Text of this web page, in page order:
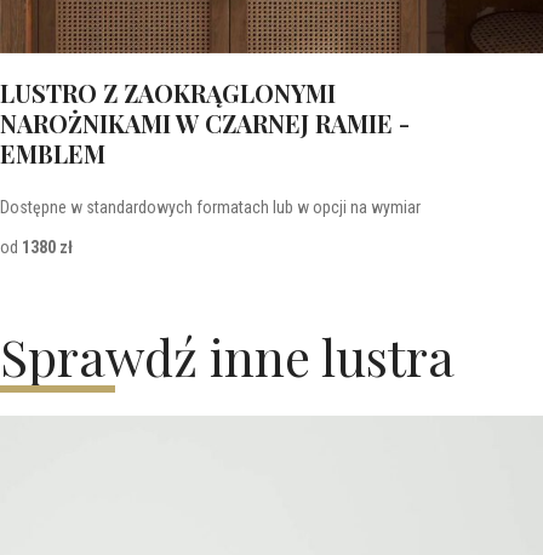
LUSTRO Z ZAOKRĄGLONYMI
NAROŻNIKAMI W CZARNEJ RAMIE -
EMBLEM
Dostępne w standardowych formatach lub w opcji na wymiar
od 1380 zł
Sprawdź inne lustra